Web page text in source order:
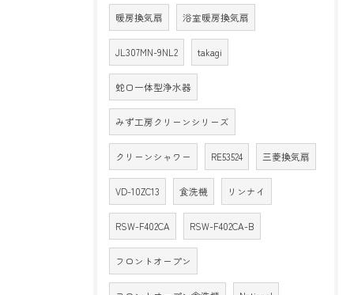
暖房換気扇 浴室暖房換気扇
JL307MN-9NL2 takagi
蛇口一体型浄水器
みず工房クリーンシリーズ
クリーンシャワー RE53524 三菱換気扇
VD-10ZC13 食洗機 リンナイ
RSW-F402CA RSW-F402CA-B
フロントオープン